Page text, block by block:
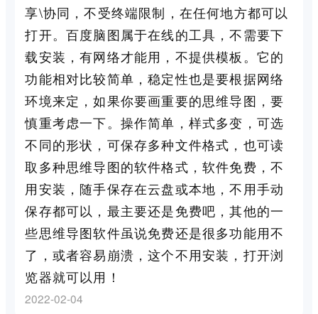
享\协同，不受终端限制，在任何地方都可以
打开。百度脑图属于在线的工具，不需要下
载安装，有网络才能用，不提供模板。它的
功能相对比较简单，稳定性也是要根据网络
环境来定，如果你要画重要的思维导图，要
慎重考虑一下。操作简单，样式多变，可选
不同的形状，可保存多种文件格式，也可读
取多种思维导图的软件格式，软件免费，不
用安装，随手保存在云盘或本地，不用手动
保存都可以，最主要还是免费吧，其他的一
些思维导图软件虽说免费还是很多功能用不
了，或者容易崩溃，这个不用安装，打开浏
览器就可以用！
2022-02-04